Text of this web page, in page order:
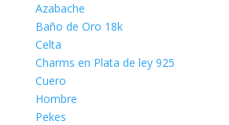
Azabache
Baño de Oro 18k
Celta
Charms en Plata de ley 925
Cuero
Hombre
Pekes